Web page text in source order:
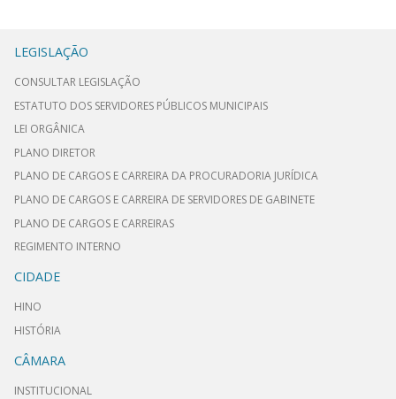
LEGISLAÇÃO
CONSULTAR LEGISLAÇÃO
ESTATUTO DOS SERVIDORES PÚBLICOS MUNICIPAIS
LEI ORGÂNICA
PLANO DIRETOR
PLANO DE CARGOS E CARREIRA DA PROCURADORIA JURÍDICA
PLANO DE CARGOS E CARREIRA DE SERVIDORES DE GABINETE
PLANO DE CARGOS E CARREIRAS
REGIMENTO INTERNO
CIDADE
HINO
HISTÓRIA
CÂMARA
INSTITUCIONAL